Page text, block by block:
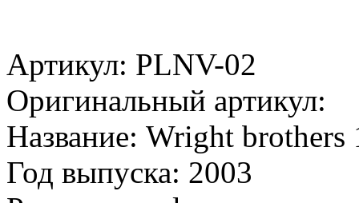
Артикул: PLNV-02
Оригинальный артикул:
Название: Wright brothers
Год выпуска: 2003